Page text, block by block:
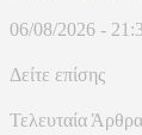
06/08/2026 -
Δείτε επίσης
Τελευταία Άρθρα